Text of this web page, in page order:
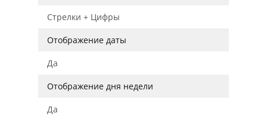
Стрелки + Цифры
Отображение даты
Да
Отображение дня недели
Да